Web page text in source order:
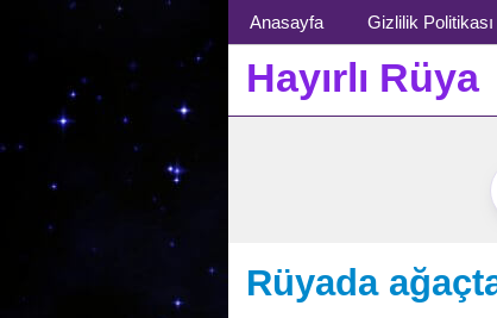
Menü
Anasayfa Gizlilik Politikası
Hayırlı Rüya
Rüyada